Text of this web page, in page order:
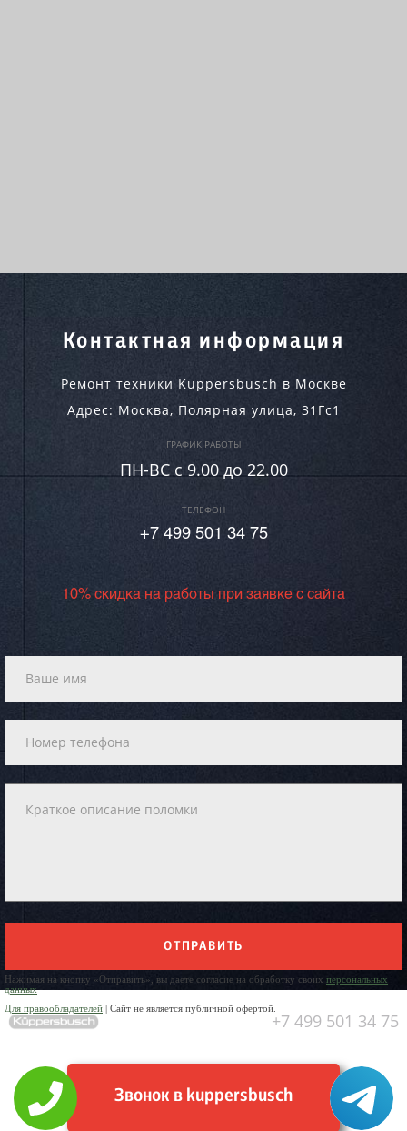
Контактная информация
Ремонт техники Kuppersbusch в Москве
Адрес: Москва, Полярная улица, 31Гс1
ГРАФИК РАБОТЫ
ПН-ВC c 9.00 до 22.00
ТЕЛЕФОН
+7 499 501 34 75
10% скидка на работы при заявке с сайта
ОТПРАВИТЬ
Нажимая на кнопку «Отправить», вы даете согласие на обработку своих персональных
данных
Для правообладателей | Сайт не является публичной офертой.
+7 499 501 34 75
Звонок в kuppersbusch